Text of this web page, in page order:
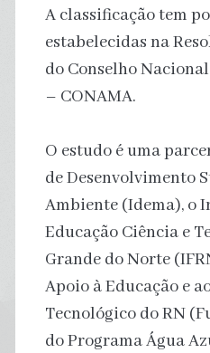
A classificação tem
estabelecidas na
do Conselho
– CONAMA.
O estudo é uma
de Desenvolvimento
Ambiente (Idema), o
Educação Ciência e
Grande do Norte
Apoio à Educação e
Tecnológico do RN
do Programa Água